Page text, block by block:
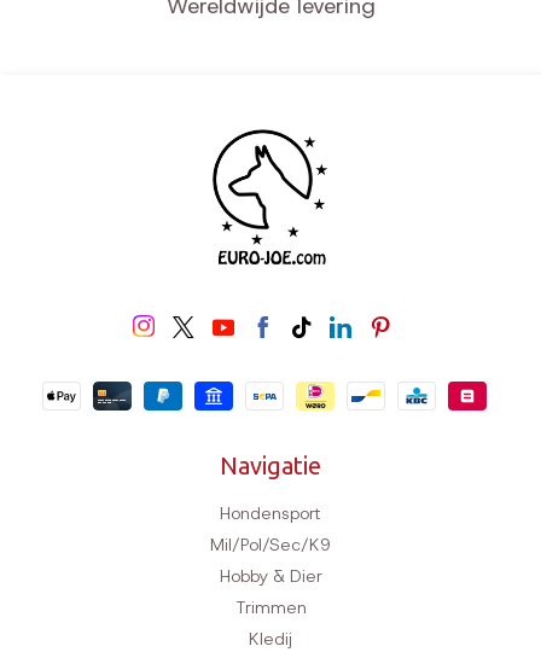
Wereldwijde levering
Navigatie
Hondensport
Mil/Pol/Sec/K9
Hobby & Dier
Trimmen
Kledij